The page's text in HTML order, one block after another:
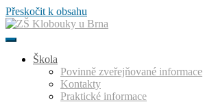
Přeskočit k obsahu
Škola
Povinně zveřejňované informace
Kontakty
Praktické informace